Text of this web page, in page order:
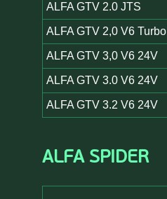
ALFA GTV 2.0 JTS
ALFA GTV 2,0 V6 Turbo
ALFA GTV 3,0 V6 24V
ALFA GTV 3.0 V6 24V
ALFA GTV 3.2 V6 24V
ALFA SPIDER